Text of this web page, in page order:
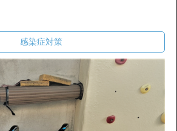
感染症対策